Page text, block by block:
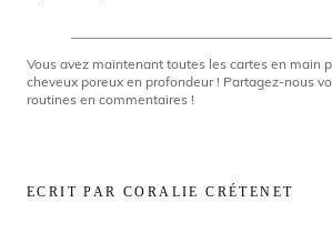
Vous avez maintenant toutes les cartes en main
cheveux poreux en profondeur ! Partagez-nous
routines en commentaires !
ECRIT PAR CORALIE CRÉTENET